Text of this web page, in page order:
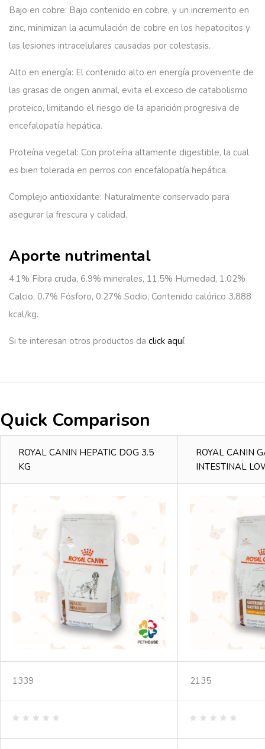
Bajo en cobre: Bajo contenido en cobre, y un incremento en
zinc, minimizan la acumulación de cobre en los hepatocitos y
las lesiones intracelulares causadas por colestasis.
Alto en energía: El contenido alto en energía proveniente de
las grasas de origen animal, evita el exceso de catabolismo
proteico, limitando el riesgo de la aparición progresiva de
encefalopatía hepática.
Proteína vegetal: Con proteína altamente digestible, la cual
es bien tolerada en perros con encefalopatía hepática.
Complejo antioxidante: Naturalmente conservado para
asegurar la frescura y calidad.
Aporte nutrimental
4.1% Fibra cruda, 6.9% minerales, 11.5% Humedad, 1.02%
Calcio, 0.7% Fósforo, 0.27% Sodio, Contenido calórico 3.888
kcal/kg.
Si te interesan otros productos da click aquí.
Quick Comparison
ROYAL CANIN HEPATIC DOG 3.5
KG
ROYAL CANIN
INTESTINAL
1339 2135
en
en